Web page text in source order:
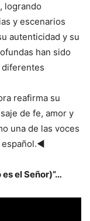
logrando
y escenarios
autenticidad y su
han sido
diferentes
reafirma su
de fe, amor y
una de las voces
español.◄
el Señor)”…